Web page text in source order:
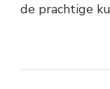
de prachtige